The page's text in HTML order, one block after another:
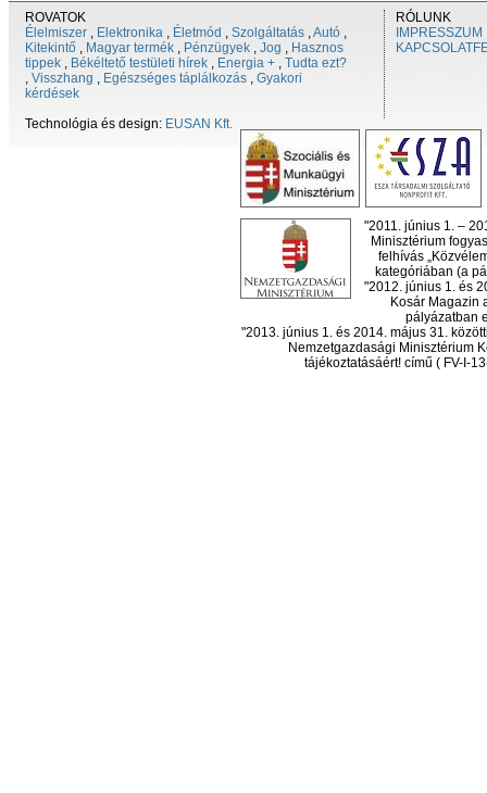
ROVATOK
Élelmiszer , Elektronika , Életmód , Szolgáltatás ,Autó ,
Kitekintő , Magyar termék , Pénzügyek , Jog , Hasznos
tippek , Békéltető testületi hírek , Energia + , Tudta ezt?
, Visszhang , Egészséges táplálkozás , Gyakori
kérdések
Technológia és design: EUSAN Kft.
RÓLUNK
IMPRESSZUM
"2011. június 1. –
Minisztérium
felhívás
kategóriában (a
"2012. június 1. és
Kosár Magazin
pályázatban
"2013. június 1. és 2014. május 31.
Nemzetgazdasági Minisztérium
tájékoztatásáért! című ( FV-I-